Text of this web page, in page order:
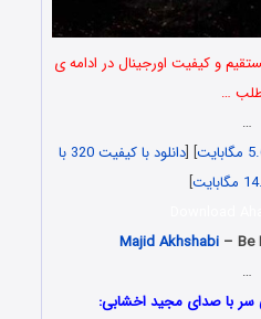
و کیفیت اورجینال در ادامه ی
…
…
] [
دانلود با کیفیت 320 با
]
Majid Akhshabi– Be
…
سر با صدای مجید اخشابی: